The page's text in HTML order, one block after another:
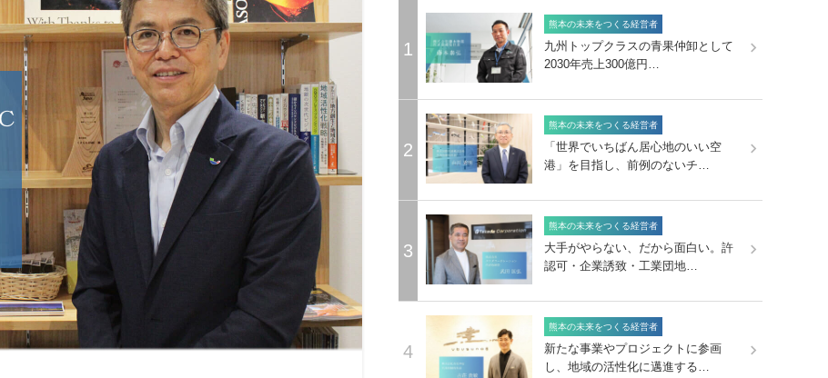
1
熊本の未来をつくる経営者
九州トップクラスの青果仲卸として
2030年売上300億円…
2
熊本の未来をつくる経営者
「世界でいちばん居心地のいい空
港」を目指し、前例のないチ…
3
熊本の未来をつくる経営者
大手がやらない、だから面白い。許
認可・企業誘致・工業団地…
4
熊本の未来をつくる経営者
新たな事業やプロジェクトに参画
し、地域の活性化に邁進する…